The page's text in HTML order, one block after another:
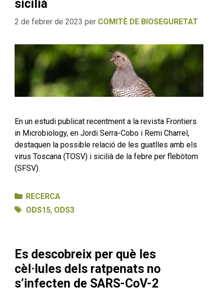
sicilià
2 de febrer de 2023 per COMITÈ DE BIOSEGURETAT
En un estudi publicat recentment a la revista Frontiers
in Microbiology, en Jordi Serra-Cobo i Remi Charrel,
destaquen la possible relació de les guatlles amb els
virus Toscana (TOSV) i sicilià de la febre per flebòtom
(SFSV).
Categories
RECERCA
Etiquetes
ODS15, ODS3
Es descobreix per què les
cèl·lules dels ratpenats no
s’infecten de SARS-CoV-2